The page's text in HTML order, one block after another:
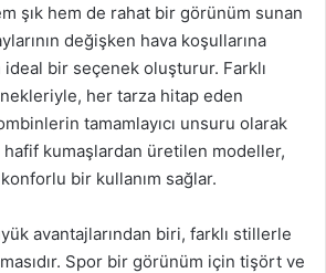
şık hem de rahat bir görünüm sunan
değişken hava koşullarına
bir seçenek oluşturur. Farklı
her tarza hitap eden
tamamlayıcı unsuru olarak
hafif kumaşlardan üretilen modeller,
bir kullanım sağlar.
avantajlarından biri, farklı stillerle
Spor bir görünüm için tişört ve